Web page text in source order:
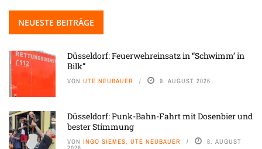
NEUESTE BEITRÄGE
Düsseldorf: Feuerwehreinsatz in “Schwimm’ in
Bilk”
VON UTE NEUBAUER 9. AUGUST 2026
Düsseldorf: Punk-Bahn-Fahrt mit Dosenbier und
bester Stimmung
VON INGO SIEMES, UTE NEUBAUER 8. AUGUST